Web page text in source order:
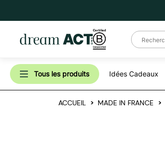
Tous les produits Idées Cadeaux
ACCUEIL MADE IN FRANCE